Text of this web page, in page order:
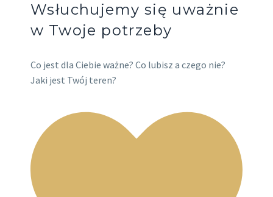
Wsłuchujemy się uważnie
w Twoje potrzeby
Co jest dla Ciebie ważne? Co lubisz a czego nie?
Jaki jest Twój teren?